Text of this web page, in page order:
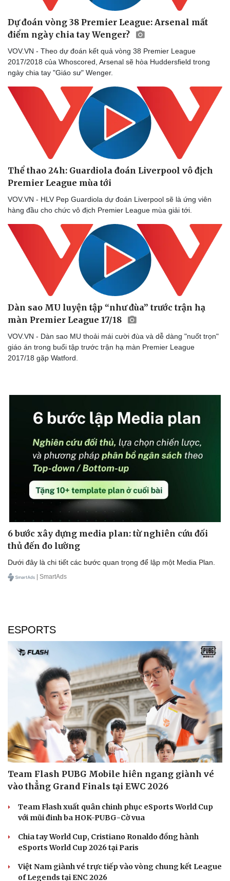
Nam khoa
Làm đẹp - giảm cân
Phòng mạch online
Ăn sạch sống khỏe
Sân khấu - Điện ảnh
Di sản
Giải trí
Nghệ sĩ
Thời trang
Sao Việt
Dự đoán vòng 38 Premier League: Arsenal mất
điểm ngày chia tay Wenger?
VOV.VN - Theo dự đoán kết quả vòng 38 Premier League
2017/2018 của Whoscored, Arsenal sẽ hòa Huddersfield trong
ngày chia tay "Giáo sư" Wenger.
Thể thao 24h: Guardiola đoán Liverpool vô địch
Premier League mùa tới
VOV.VN - HLV Pep Guardiola dự đoán Liverpool sẽ là ứng viên
hàng đầu cho chức vô địch Premier League mùa giải tới.
Dàn sao MU luyện tập “như đùa” trước trận hạ
màn Premier League 17/18
VOV.VN - Dàn sao MU thoải mái cười đùa và dễ dàng "nuốt trọn"
giáo án trong buổi tập trước trận hạ màn Premier League
2017/18 gặp Watford.
6 bước xây dựng media plan: từ nghiên cứu đối
thủ đến đo lường
Dưới đây là chi tiết các bước quan trọng để lập một Media Plan.
| SmartAds
ESPORTS
Team Flash PUBG Mobile hiên ngang giành vé
vào thẳng Grand Finals tại EWC 2026
Team Flash xuất quân chinh phục eSports World Cup
với mũi đinh ba HOK-PUBG-Cờ vua
Chia tay World Cup, Cristiano Ronaldo đồng hành
eSports World Cup 2026 tại Paris
Việt Nam giành vé trực tiếp vào vòng chung kết League
of Legends tại ENC 2026